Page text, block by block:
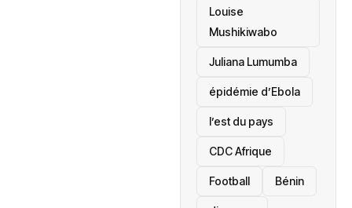
Louise
Mushikiwabo
Juliana Lumumba
épidémie d’Ebola
l’est du pays
CDC Afrique
Football Bénin